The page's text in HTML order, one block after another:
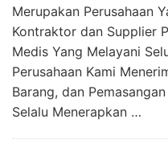
Merupakan Perusahaan
Kontraktor dan Supplier
Medis Yang Melayani
Perusahaan Kami
Barang, dan
Selalu Menerapkan …